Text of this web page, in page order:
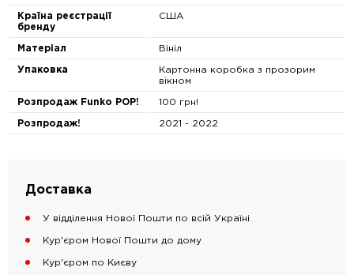
Країна реєстрації
бренду
США
Матеріал Вініл
Упаковка
Картонна коробка з прозорим
вікном
Розпродаж Funko POP! 100 грн!
Розпродаж! 2021 - 2022
Доставка
У відділення Нової Пошти по всій Україні
Кур'єром Нової Пошти до дому
Кур'єром по Києву